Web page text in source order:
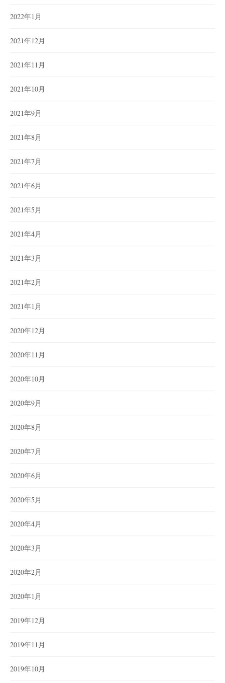
2022年1月
2021年12月
2021年11月
2021年10月
2021年9月
2021年8月
2021年7月
2021年6月
2021年5月
2021年4月
2021年3月
2021年2月
2021年1月
2020年12月
2020年11月
2020年10月
2020年9月
2020年8月
2020年7月
2020年6月
2020年5月
2020年4月
2020年3月
2020年2月
2020年1月
2019年12月
2019年11月
2019年10月